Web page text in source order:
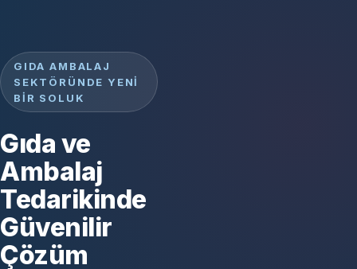
GIDA AMBALAJ
SEKTÖRÜNDE YENI
BIR SOLUK
Gıda ve
Ambalaj
Tedarikinde
Güvenilir
Çözüm